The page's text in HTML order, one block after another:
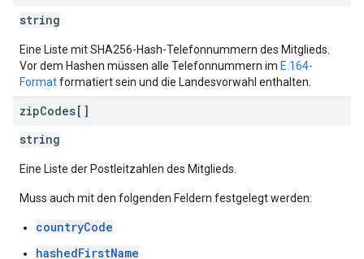
string
Eine Liste mit SHA256-Hash-Telefonnummern des Mitglieds.
Vor dem Hashen müssen alle Telefonnummern im E.164-
Formatformatiert sein und die Landesvorwahl enthalten.
zipCodes[]
string
Eine Liste der Postleitzahlen des Mitglieds.
Muss auch mit den folgenden Feldern festgelegt werden:
countryCode
hashedFirstName